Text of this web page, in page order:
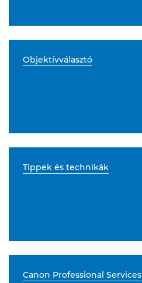
Objektívválasztó
Tippek és technikák
Canon Professional Services